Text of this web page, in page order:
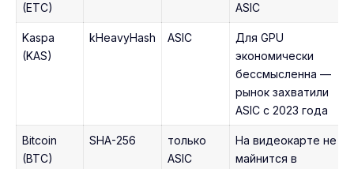
(ETC)
ASIC
Kaspa
(KAS)
kHeavyHash ASIC
Для GPU
экономически
бессмысленна —
рынок захватили
ASIC с 2023 года
Bitcoin
(BTC)
SHA-256
только
ASIC
На видеокарте не
майнится в